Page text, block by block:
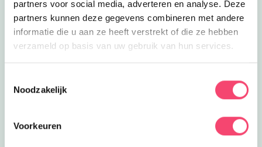
partners voor social media, adverteren en analyse. Deze
partners kunnen deze gegevens combineren met andere
informatie die u aan ze heeft verstrekt of die ze hebben
verzameld op basis van uw gebruik van hun services.
Noodzakelijk
Voorkeuren